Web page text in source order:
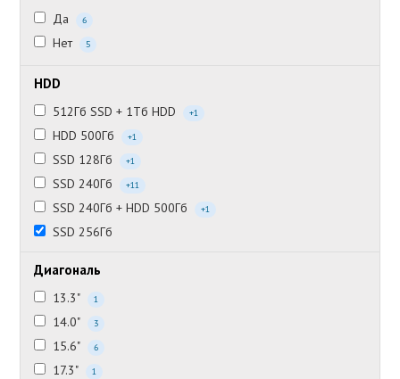
Да 6
Нет 5
HDD
512Гб SSD + 1Тб HDD +1
HDD 500Гб +1
SSD 128Гб +1
SSD 240Гб +11
SSD 240Гб + HDD 500Гб +1
SSD 256Гб
Диагональ
13.3" 1
14.0" 3
15.6" 6
17.3" 1